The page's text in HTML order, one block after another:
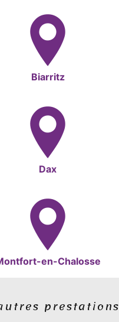
Biarritz
Dax
en-Chalosse
prestations